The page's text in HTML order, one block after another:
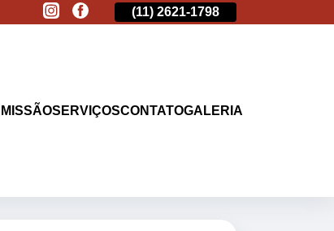
2513-9132 (11) 2621-1798
MISSÃOSERVIÇOSCONTATOGALERIA